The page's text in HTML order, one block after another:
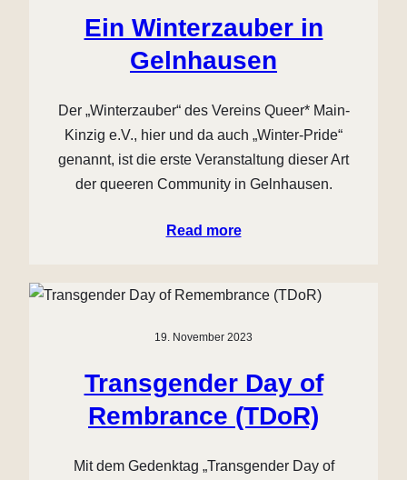
Ein Winterzauber in
Gelnhausen
Der „Winterzauber“ des Vereins Queer* Main-
Kinzig e.V., hier und da auch „Winter-Pride“
genannt, ist die erste Veranstaltung dieser Art
der queeren Community in Gelnhausen.
Read more
19. November 2023
Transgender Day of
Rembrance (TDoR)
Mit dem Gedenktag „Transgender Day of